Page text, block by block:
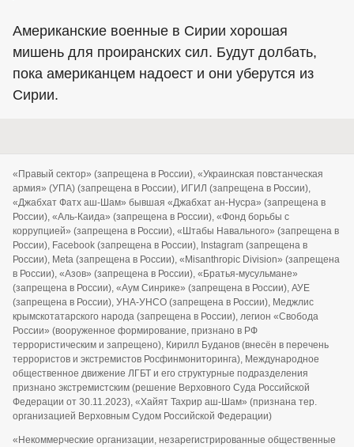
Американские военные в Сирии хорошая
мишень для проиранских сил. Будут долбать,
пока американцем надоест и они уберутся из
Сирии.
«Правый сектор» (запрещена в России), «Украинская повстанческая
армия» (УПА) (запрещена в России), ИГИЛ (запрещена в России),
«Джабхат Фатх аш-Шам» бывшая «Джабхат ан-Нусра» (запрещена в
России), «Аль-Каида» (запрещена в России), «Фонд борьбы с
коррупцией» (запрещена в России), «Штабы Навального» (запрещена в
России), Facebook (запрещена в России), Instagram (запрещена в
России), Meta (запрещена в России), «Misanthropic Division» (запрещена
в России), «Азов» (запрещена в России), «Братья-мусульмане»
(запрещена в России), «Аум Синрике» (запрещена в России), АУЕ
(запрещена в России), УНА-УНСО (запрещена в России), Меджлис
крымскотатарского народа (запрещена в России), легион «Свобода
России» (вооруженное формирование, признано в РФ
террористическим и запрещено), Кирилл Буданов (внесён в перечень
террористов и экстремистов Росфинмониторинга), Международное
общественное движение ЛГБТ и его структурные подразделения
признано экстремистским (решение Верховного Суда Российской
Федерации от 30.11.2023), «Хайят Тахрир аш-Шам» (признана тер.
организацией Верховным Судом Российской Федерации)
«Некоммерческие организации, незарегистрированные общественные